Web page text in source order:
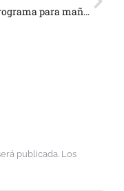
¡Qué programa para mañana!
publicada. Los